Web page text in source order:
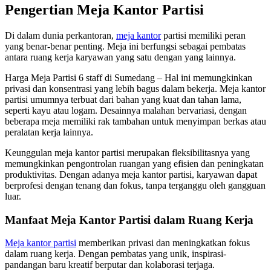
Pengertian Meja Kantor Partisi
Di dalam dunia perkantoran, meja kantorpartisi memiliki peran
yang benar-benar penting. Meja ini berfungsi sebagai pembatas
antara ruang kerja karyawan yang satu dengan yang lainnya.
Harga Meja Partisi 6 staff di Sumedang – Hal ini memungkinkan
privasi dan konsentrasi yang lebih bagus dalam bekerja. Meja kantor
partisi umumnya terbuat dari bahan yang kuat dan tahan lama,
seperti kayu atau logam. Desainnya malahan bervariasi, dengan
beberapa meja memiliki rak tambahan untuk menyimpan berkas atau
peralatan kerja lainnya.
Keunggulan meja kantor partisi merupakan fleksibilitasnya yang
memungkinkan pengontrolan ruangan yang efisien dan peningkatan
produktivitas. Dengan adanya meja kantor partisi, karyawan dapat
berprofesi dengan tenang dan fokus, tanpa terganggu oleh gangguan
luar.
Manfaat Meja Kantor Partisi dalam Ruang Kerja
Meja kantor partisi memberikan privasi dan meningkatkan fokus
dalam ruang kerja. Dengan pembatas yang unik, inspirasi-
pandangan baru kreatif berputar dan kolaborasi terjaga.